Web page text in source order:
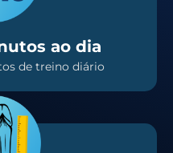
ao dia
de treino diário